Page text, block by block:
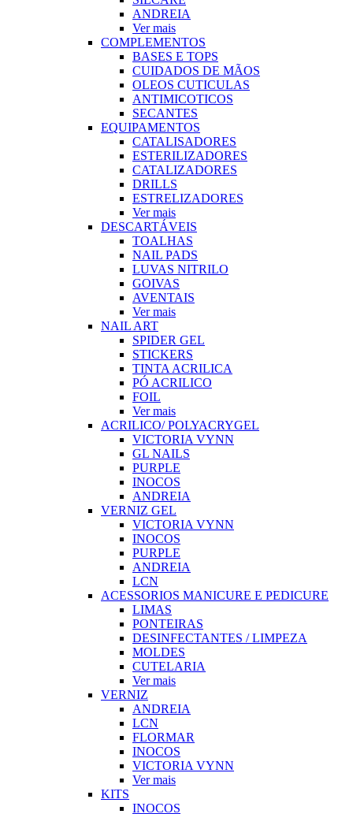
ANDREIA
Ver mais
COMPLEMENTOS
BASES E TOPS
CUIDADOS DE MÃOS
OLEOS CUTICULAS
ANTIMICOTICOS
SECANTES
EQUIPAMENTOS
CATALISADORES
ESTERILIZADORES
CATALIZADORES
DRILLS
ESTRELIZADORES
Ver mais
DESCARTÁVEIS
TOALHAS
NAIL PADS
LUVAS NITRILO
GOIVAS
AVENTAIS
Ver mais
NAIL ART
SPIDER GEL
STICKERS
TINTA ACRILICA
PÓ ACRILICO
FOIL
Ver mais
ACRILICO/ POLYACRYGEL
VICTORIA VYNN
GL NAILS
PURPLE
INOCOS
ANDREIA
VERNIZ GEL
VICTORIA VYNN
INOCOS
PURPLE
ANDREIA
LCN
ACESSORIOS MANICURE E PEDICURE
LIMAS
PONTEIRAS
DESINFECTANTES / LIMPEZA
MOLDES
CUTELARIA
Ver mais
VERNIZ
ANDREIA
LCN
FLORMAR
INOCOS
VICTORIA VYNN
Ver mais
KITS
INOCOS